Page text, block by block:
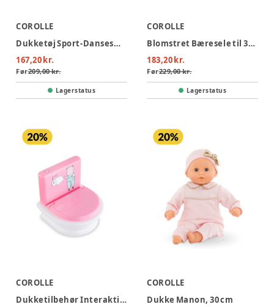
COROLLE
Dukketøj Sport-Dansesæt, 36 cm
167,20 kr.
Før209,00 kr.
Lagerstatus
COROLLE
Blomstret Bæresele til 30 cm dukke
183,20 kr.
Før229,00 kr.
Lagerstatus
COROLLE
Dukketilbehør Interaktiv Toilet
COROLLE
Dukke Manon, 30 cm